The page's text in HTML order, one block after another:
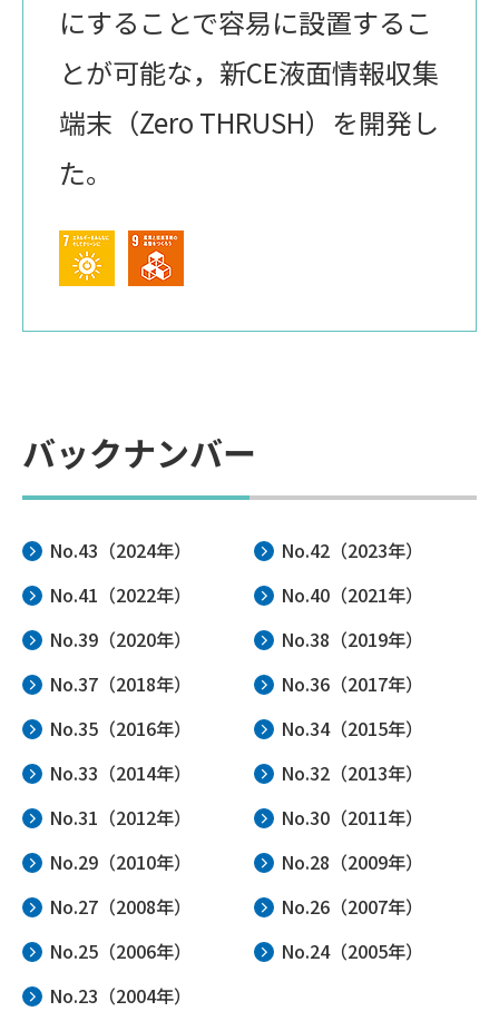
にすることで容易に設置するこ
とが可能な，新CE液面情報収集
端末（Zero THRUSH）を開発し
た。
バックナンバー
No.43（2024年）
No.42（2023年）
No.41（2022年）
No.40（2021年）
No.39（2020年）
No.38（2019年）
No.37（2018年）
No.36（2017年）
No.35（2016年）
No.34（2015年）
No.33（2014年）
No.32（2013年）
No.31（2012年）
No.30（2011年）
No.29（2010年）
No.28（2009年）
No.27（2008年）
No.26（2007年）
No.25（2006年）
No.24（2005年）
No.23（2004年）